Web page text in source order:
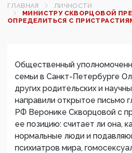
ГЛАВНАЯ
ЛИЧНОСТИ
МИНИСТРУ СКВОРЦОВОЙ
ОПРЕДЕЛИТЬСЯ С
Общественный
семьи в Санкт-Петербурге
других родительских и
направили открытое письмо
РФ Веронике Скворцовой с
ее позицию: считает ли она,
нормальные люди и
психиатров мира,